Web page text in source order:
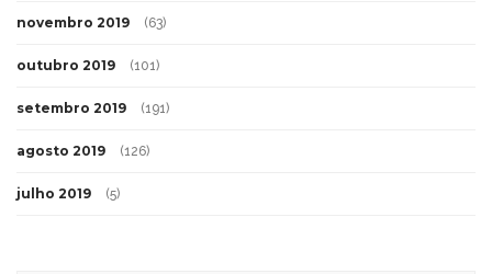
novembro 2019 (63)
outubro 2019 (101)
setembro 2019 (191)
agosto 2019 (126)
julho 2019 (5)